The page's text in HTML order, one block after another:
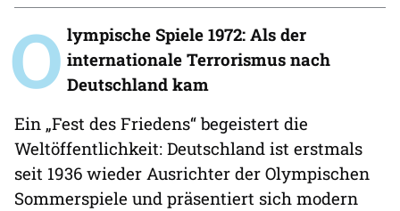
O lympische Spiele 1972: Als der
internationale Terrorismus nach
Deutschland kam
Ein „Fest des Friedens“ begeistert die
Weltöffentlichkeit: Deutschland ist erstmals
seit 1936 wieder Ausrichter der Olympischen
Sommerspiele und präsentiert sich modern